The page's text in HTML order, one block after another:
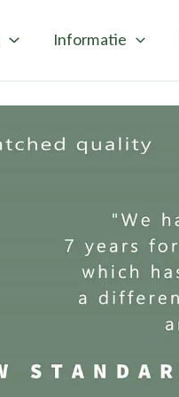
Informatie